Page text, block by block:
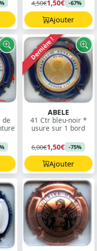
4,50€1,50€ -67%
Ajouter
de
Dernière !
ABELE
41 Ctr bleu-noir *
usure sur 1 bord
6,00€1,50€ -75%
Ajouter